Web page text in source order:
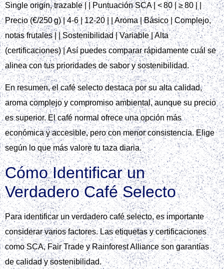
Single origin, trazable | | Puntuación SCA | < 80 | ≥ 80 | |
Precio (€/250 g) | 4‑6 | 12‑20 | | Aroma | Básico | Complejo,
notas frutales | | Sostenibilidad | Variable | Alta
(certificaciones) | Así puedes comparar rápidamente cuál se
alinea con tus prioridades de sabor y sostenibilidad.
En resumen, el café selecto destaca por su alta calidad,
aroma complejo y compromiso ambiental, aunque su precio
es superior. El café normal ofrece una opción más
económica y accesible, pero con menor consistencia. Elige
según lo que más valore tu taza diaria.
Cómo Identificar un
Verdadero Café Selecto
Para identificar un verdadero café selecto, es importante
considerar varios factores. Las etiquetas y certificaciones
como SCA, Fair Trade y Rainforest Alliance son garantías
de calidad y sostenibilidad.